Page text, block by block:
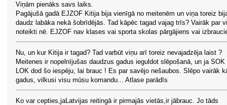
Viņām pienāks savs laiks.
Pagājušā gadā EJZOF Kitija bija vienīgā no meitenēm un viņa toreiz
daudz labāka nekā šobrīdējās. Tad kāpēc tagad vajag trīs? Vairāk par
noteikti nē. EJZOF nav klases vai sporta skolas pārgājiens vai
Nu, un kur Kitija ir tagad? Tad varbūt viņu arī toreiz nevajadzēja laist ?
Meitenes ir nopelnījušas daudzus gadus ieguldot slēpošanā, un ja SOK
LOK dod šo iespēju, lai brauc ! Es par savējo nešaubos. Slēpo vairāk
gadus, vilkusi visu mūsu komandu... Atlase parādīs
Ko var cepties,jaLatvijas reitingā ir pirmajās vietās,ir jābrauc. Jo tāds